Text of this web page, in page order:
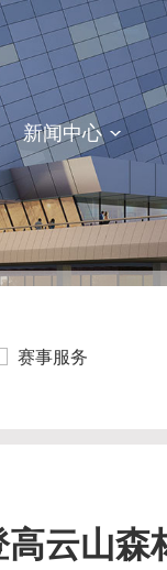
新闻中心
赛事服务
高云山森